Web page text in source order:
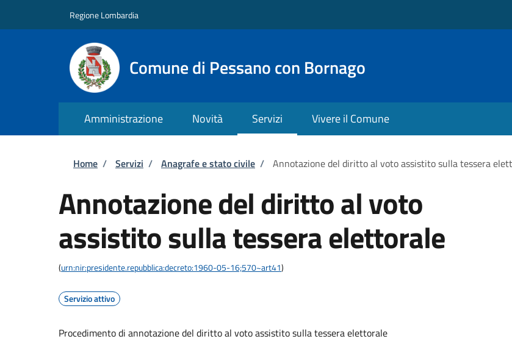
Regione Lombardia
Comune di Pessano con Bornago
Amministrazione Novità Servizi Vivere il Comune
Briciole di pane
Home / Servizi / Anagrafe e stato civile / Annotazione del diritto al voto assistito sulla tessera
Annotazione del diritto al voto
assistito sulla tessera elettorale
(urn:nir:presidente.repubblica:decreto:1960-05-16;570~art41)
Servizio attivo
Procedimento di annotazione del diritto al voto assistito sulla tessera elettorale